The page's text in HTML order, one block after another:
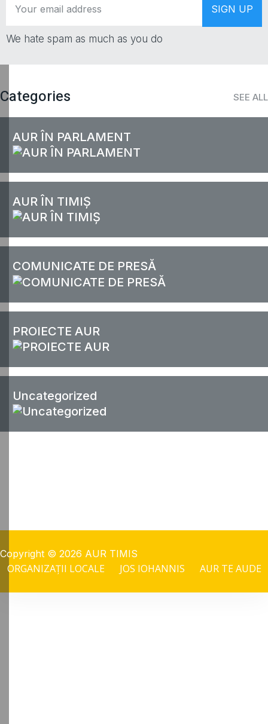
We hate spam as much as you do
Categories SEE ALL
AUR ÎN PARLAMENT
AUR ÎN TIMIȘ
COMUNICATE DE PRESĂ
PROIECTE AUR
Uncategorized
Copyright © 2026 AUR TIMIS
ORGANIZAȚII LOCALE JOS IOHANNIS AUR TE AUDE